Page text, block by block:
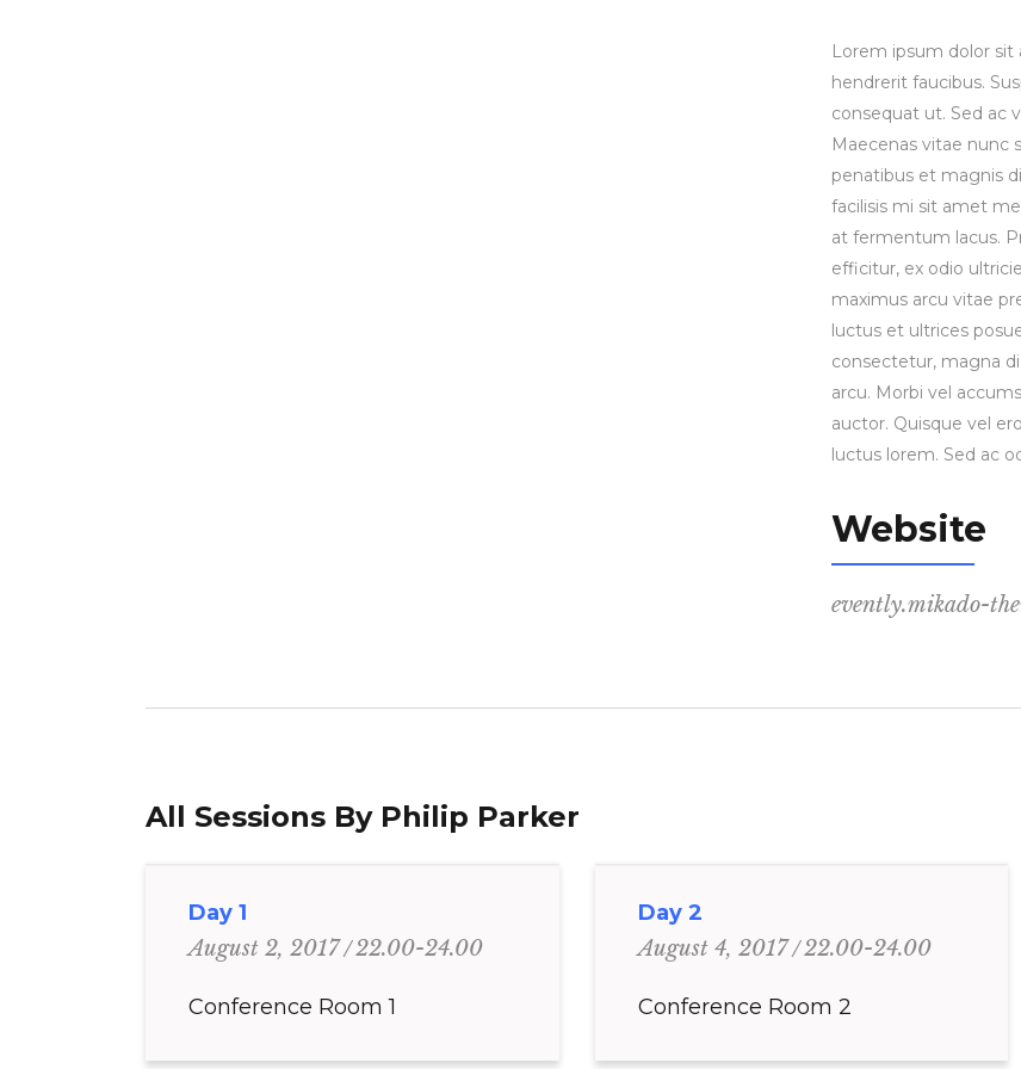
Lorem ipsum dolor
hendrerit faucibus.
consequat ut. Sed ac
Maecenas vitae nunc
penatibus et magnis
facilisis mi sit amet
at fermentum lacus.
efficitur, ex odio
maximus arcu vitae
luctus et ultrices
consectetur, magna
arcu. Morbi vel
auctor. Quisque vel
luctus lorem. Sed ac
Website
evently.mikado-
All Sessions By Philip Parker
Day 1
August 2, 2017
22.00-24.00
Conference Room 1
Day 2
August 4, 2017
22.00-24.00
Conference Room 2